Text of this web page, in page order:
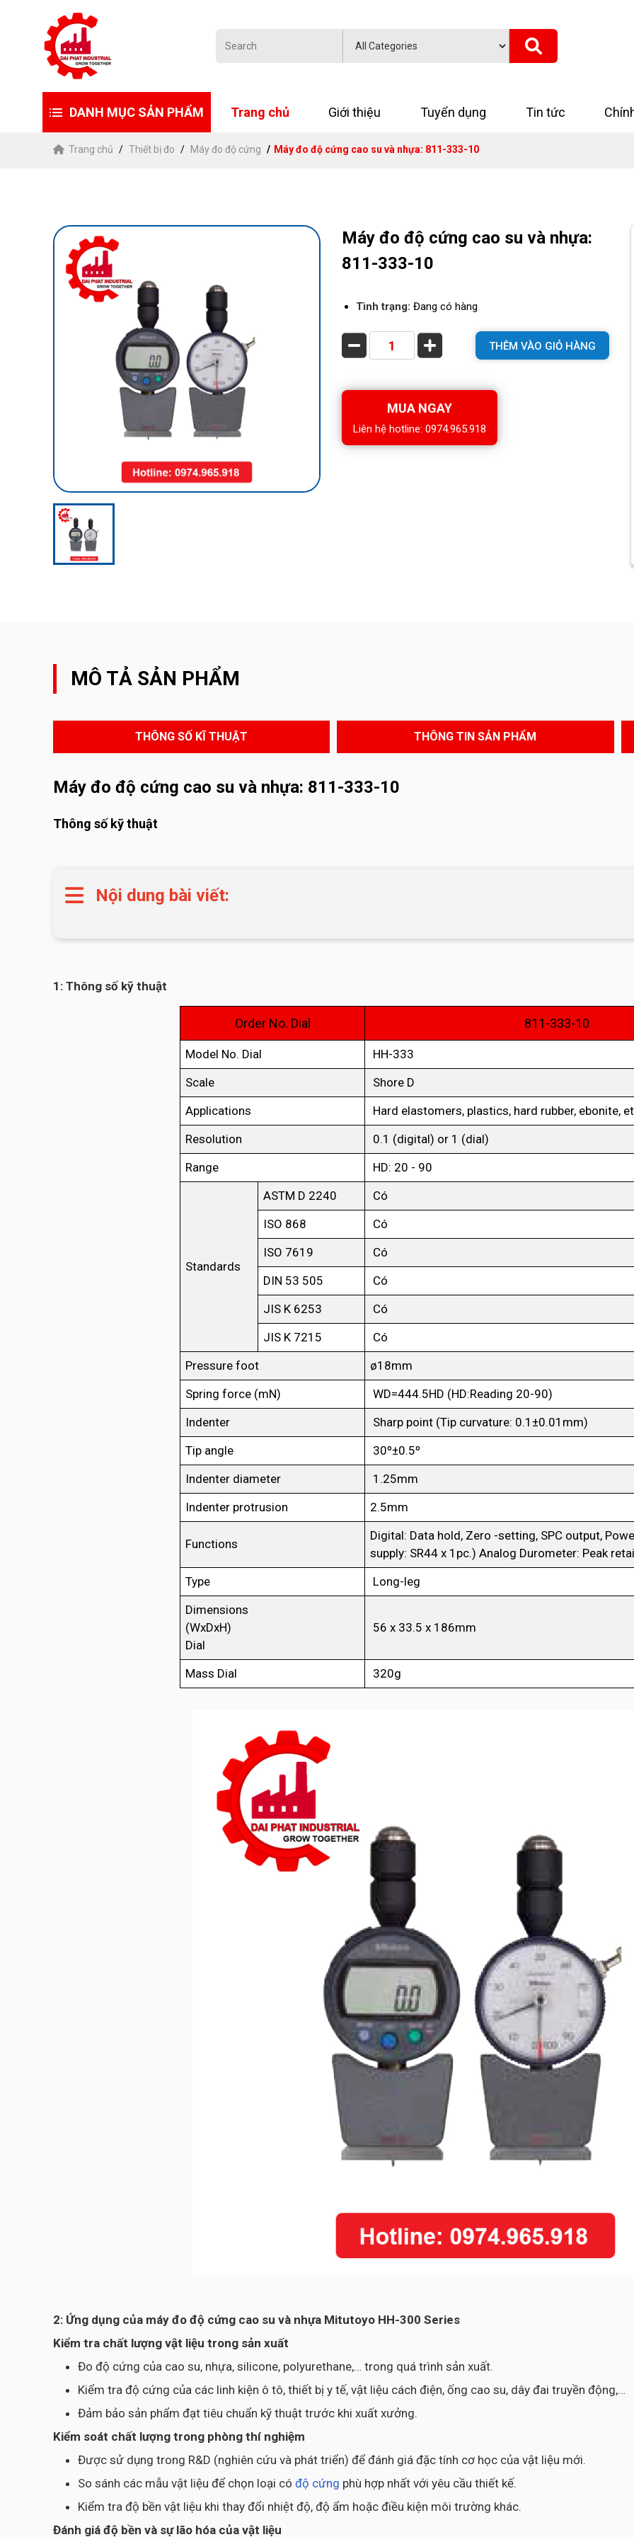
DANH MỤC SẢN PHẨM Trang chủ Giới thiệu Tuyển dụng Tin tức
Trang chủ Thiết bị đo Máy đo độ cứng Máy đo độ cứng cao su và nhựa: 811-333-10
Máy đo độ cứng cao su và nhựa:
811-333-10
Tình trạng: Đang có hàng
THÊM VÀO GIỎ HÀNG
MUA NGAY
Liên hệ hotline: 0974.965.918
MÔ TẢ SẢN PHẨM
THÔNG SỐ KĨ THUẬT THÔNG TIN SẢN PHẨM
Máy đo độ cứng cao su và nhựa: 811-333-10
Thông số kỹ thuật
Nội dung bài viết:
1: Thông số kỹ thuật
Order No. Dial 811-333-10
Model No. Dial
HH-333
Scale
Shore D
Applications
Hard elastomers, plastics, hard rubber, ebonite,
Resolution
0.1 (digital) or 1 (dial)
Range
HD: 20 - 90
Standards
ASTM D 2240
Có
ISO 868
Có
ISO 7619
Có
DIN 53 505
Có
JIS K 6253
Có
JIS K 7215
Có
Pressure foot
ø18mm
Spring force (mN)
WD=444.5HD (HD:Reading 20-90)
Indenter
Sharp point (Tip curvature: 0.1±0.01mm)
Tip angle
30º±0.5º
Indenter diameter
1.25mm
Indenter protrusion
2.5mm
Functions
Digital: Data hold, Zero -setting, SPC output,
supply: SR44 x 1pc.) Analog Durometer: Peak
Type
Long-leg
Dimensions
(WxDxH)
Dial
56 x 33.5 x 186mm
Mass Dial 320g
2: Ứng dụng của máy đo độ cứng cao su và nhựa Mitutoyo HH-300 Series
Kiểm tra chất lượng vật liệu trong sản xuất
Đo độ cứng của cao su, nhựa, silicone, polyurethane,… trong quá trình sản xuất.
Kiểm tra độ cứng của các linh kiện ô tô, thiết bị y tế, vật liệu cách điện, ống cao su, dây đai truyền động,…
Đảm bảo sản phẩm đạt tiêu chuẩn kỹ thuật trước khi xuất xưởng.
Kiểm soát chất lượng trong phòng thí nghiệm
Được sử dụng trong R&D (nghiên cứu và phát triển) để đánh giá đặc tính cơ học của vật liệu mới.
So sánh các mẫu vật liệu để chọn loại có độ cứng phù hợp nhất với yêu cầu thiết kế.
Kiểm tra độ bền vật liệu khi thay đổi nhiệt độ, độ ẩm hoặc điều kiện môi trường khác.
Đánh giá độ bền và sự lão hóa của vật liệu